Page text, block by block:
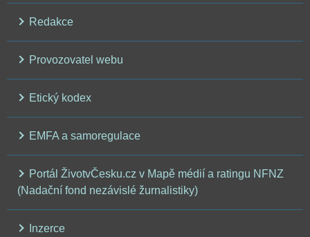
Redakce
Provozovatel webu
Etický kodex
EMFA a samoregulace
Portál ŽivotvČesku.cz v Mapě médií a ratingu NFNZ
(Nadační fond nezávislé žurnalistiky)
Inzerce